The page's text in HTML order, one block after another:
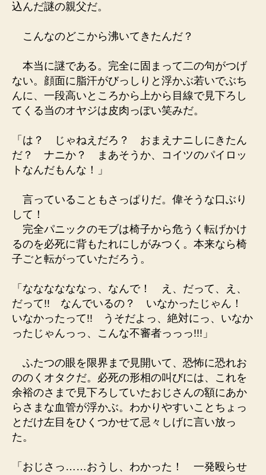
込んだ謎の親父だ。
こんなのどこから沸いてきたんだ？
本当に謎である。完全に固まって二の句がつげ
ない。顔面に脂汗がびっしりと浮かぶ若いでぶち
んに、一段高いところから上から目線で見下ろし
てくる当のオヤジは皮肉っぽい笑みだ。
「は？ じゃねえだろ？ おまえナニしにきたん
だ？ ナニか？ まあそうか、コイツのパイロッ
トなんだもんな！」
言っていることもさっぱりだ。偉そうな口ぶり
して！
完全パニックのモブは椅子から危うく転げかけ
るのを必死に背もたれにしがみつく。本来なら椅
子ごと転がっていただろう。
「ななななななっ、なんで！ え、だって、え、
だって!! なんでいるの？ いなかったじゃん！
いなかったって!! うそだよっ、絶対にっ、いなか
ったじゃんっっ、こんな不審者っっっ!!!」
ふたつの眼を限界まで見開いて、恐怖に恐れお
ののくオタクだ。必死の形相の叫びには、これを
余裕のさまで見下ろしていたおじさんの額にあか
らさまな血管が浮かぶ。わかりやすいことちょっ
とだけ左目をひくつかせて忌々しげに言い放っ
た。
「おじさっ……おうし、わかった！ 一発殴らせ